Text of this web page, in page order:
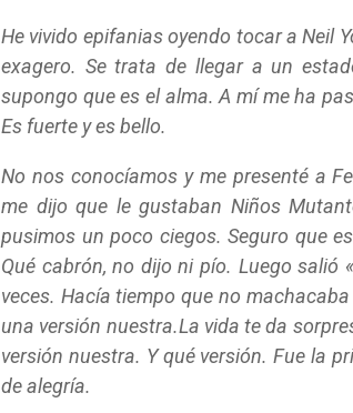
He vivido epifanias oyendo tocar a Neil
exagero. Se trata de llegar a un
supongo que es el alma. A mí me ha
Es fuerte y es bello.
No nos conocíamos y me presenté a
me dijo que le gustaban Niños
pusimos un poco ciegos. Seguro que
Qué cabrón, no dijo ni pío. Luego salió
veces. Hacía tiempo que no
una versión nuestra.La vida te da
versión nuestra. Y qué versión. Fue la
de alegría.